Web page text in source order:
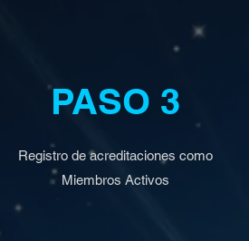
PASO 3
Registro de acreditaciones como
Miembros Activos